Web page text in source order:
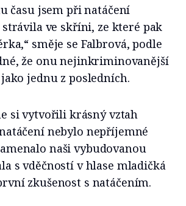
času jsem při natáčení
ve skříni, ze které pak
směje se Falbrová, podle
že onu nejinkriminovanější
jednu z posledních.
si vytvořili krásný vztah
nebylo nepříjemné
naši vybudovanou
s vděčností v hlase mladičká
zkušenost s natáčením.